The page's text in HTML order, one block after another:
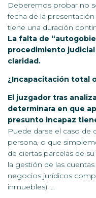
Deberemos probar no
fecha de la
tiene una duración
La falta de
procedimiento
claridad.
¿Incapacitación total
El juzgador tras
determinara en que
presunto incapaz
Puede darse el caso de
persona, o que
de ciertas parcelas de
la gestión de las
negocios jurídicos
inmuebles) …